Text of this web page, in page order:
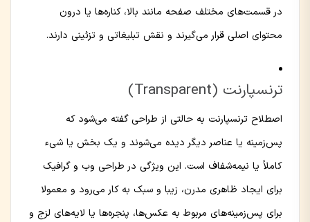
در قسمت‌های مختلف صفحه مانند بالا، کناره‌ها یا درون
محتوای اصلی قرار می‌گیرند و نقش تبلیغاتی و تزئینی دارند.
ترنسپارنت (Transparent)
اصطلاح ترنسپارنت به حالتی از طراحی گفته می‌شود که
پس‌زمینه یا عناصر دیگر دیده می‌شوند و یک بخش یا شیء
کاملاً یا نیمه‌شفاف است. این ویژگی در طراحی وب و گرافیک
برای ایجاد ظاهری مدرن، زیبا و سبک به کار می‌رود و معمولا
برای پس‌زمینه‌های مربوط به عکس‌ها، پنجره‌ها یا لایه‌های لزج و